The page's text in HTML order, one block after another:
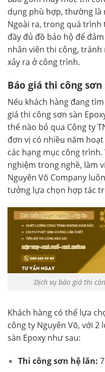
dụng phù hợp, thường là
Ngoài ra, trong quá trình
đầy đủ đồ bảo hộ để
nhân viên thi công,
xảy ra ở công trình.
Báo giá thi công
Nếu khách hàng đang
giá thi công sơn sàn
thể nào bỏ qua Công ty
đơn vị có nhiều năm
các hạng mục công
nghiệm trong nghề, làm
Nguyên Võ Company
tưởng lựa chọn hợp tác
Dịch vụ báo giá thi
Khách hàng có thể lựa
công ty Nguyên Võ, với
sàn Epoxy như sau:
Thi công sơn hệ lăn: